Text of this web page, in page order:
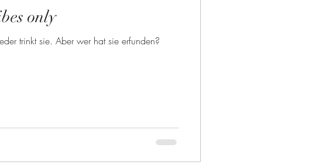
only
trinkt sie. Aber wer hat sie erfunden?